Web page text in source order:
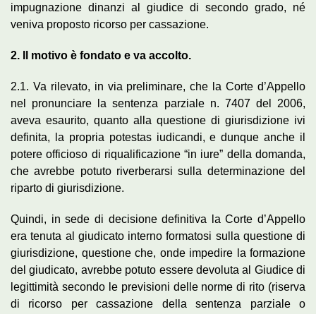
impugnazione dinanzi al giudice di secondo grado, né
veniva proposto ricorso per cassazione.
2. Il motivo è fondato e va accolto.
2.1. Va rilevato, in via preliminare, che la Corte d’Appello
nel pronunciare la sentenza parziale n. 7407 del 2006,
aveva esaurito, quanto alla questione di giurisdizione ivi
definita, la propria potestas iudicandi, e dunque anche il
potere officioso di riqualificazione “in iure” della domanda,
che avrebbe potuto riverberarsi sulla determinazione del
riparto di giurisdizione.
Quindi, in sede di decisione definitiva la Corte d’Appello
era tenuta al giudicato interno formatosi sulla questione di
giurisdizione, questione che, onde impedire la formazione
del giudicato, avrebbe potuto essere devoluta al Giudice di
legittimità secondo le previsioni delle norme di rito (riserva
di ricorso per cassazione della sentenza parziale o